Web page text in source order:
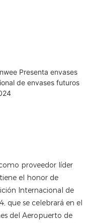
proveedor líder
el honor de
Internacional de
que se celebrará en el
del Aeropuerto de